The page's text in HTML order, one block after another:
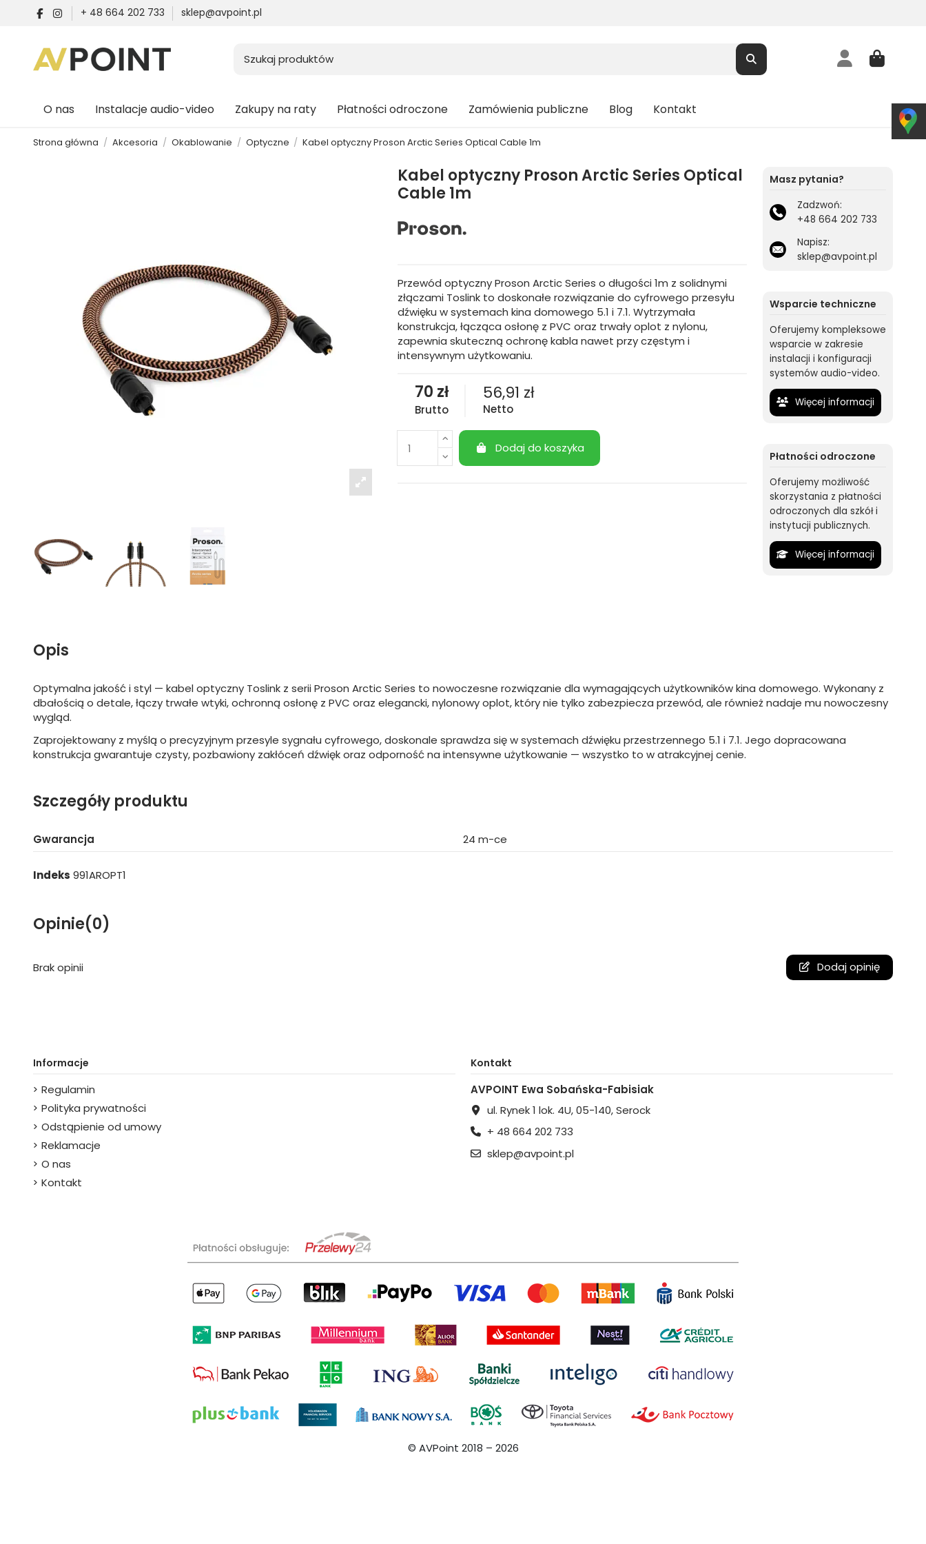
+ 48 664 202 733 sklep@avpoint.pl
O nas Instalacje audio-video Zakupy na raty Płatności odroczone Zamówienia publiczne Blog Kontakt
Strona główna Akcesoria Okablowanie Optyczne Kabel optyczny Proson Arctic Series Optical Cable 1m
Kabel optyczny Proson Arctic Series Optical
Cable 1m
Przewód optyczny Proson Arctic Series o długości 1m z solidnymi
złączami Toslink to doskonałe rozwiązanie do cyfrowego przesyłu
dźwięku w systemach kina domowego 5.1 i 7.1. Wytrzymała
konstrukcja, łącząca osłonę z PVC oraz trwały oplot z nylonu,
zapewnia skuteczną ochronę kabla nawet przy częstym i
intensywnym użytkowaniu.
70 zł
Brutto
56,91 zł
Netto
Dodaj do koszyka
Masz pytania?
Zadzwoń:
+48 664 202 733
Napisz:
sklep@avpoint.pl
Wsparcie techniczne
Oferujemy kompleksowe
wsparcie w zakresie
instalacji i konfiguracji
systemów audio-video.
Więcej informacji
Płatności odroczone
Oferujemy możliwość
skorzystania z płatności
odroczonych dla szkół i
instytucji publicznych.
Więcej informacji
Opis
Optymalna jakość i styl — kabel optyczny Toslink z serii Proson Arctic Series to nowoczesne rozwiązanie dla wymagających użytkowników kina domowego. Wykonany z
dbałością o detale, łączy trwałe wtyki, ochronną osłonę z PVC oraz elegancki, nylonowy oplot, który nie tylko zabezpiecza przewód, ale również nadaje mu nowoczesny
wygląd.
Zaprojektowany z myślą o precyzyjnym przesyle sygnału cyfrowego, doskonale sprawdza się w systemach dźwięku przestrzennego 5.1 i 7.1. Jego dopracowana
konstrukcja gwarantuje czysty, pozbawiony zakłóceń dźwięk oraz odporność na intensywne użytkowanie — wszystko to w atrakcyjnej cenie.
Szczegóły produktu
Gwarancja 24 m-ce
Indeks 991AROPT1
Opinie(0)
Brak opinii Dodaj opinię
Informacje
Regulamin
Polityka prywatności
Odstąpienie od umowy
Reklamacje
O nas
Kontakt
Kontakt
AVPOINT Ewa Sobańska-Fabisiak
ul. Rynek 1 lok. 4U, 05-140, Serock
+ 48 664 202 733
sklep@avpoint.pl
© AVPoint 2018 – 2026